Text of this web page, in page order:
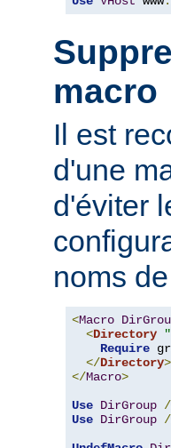
macro
Il est
d'une
d'éviter
noms
<Macro
<Directory
Require
</Directory>
</Macro>
Use DirGroup /
Use DirGroup /